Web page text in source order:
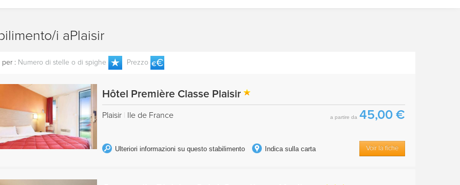
i aPlaisir
per : Numero di stelle o di spighe Prezzo
Hôtel Première Classe Plaisir
Plaisir Ile de France a partire da 45,00 €
Ulteriori informazioni su questo stabilimento Indica sulla carta Voir la fiche